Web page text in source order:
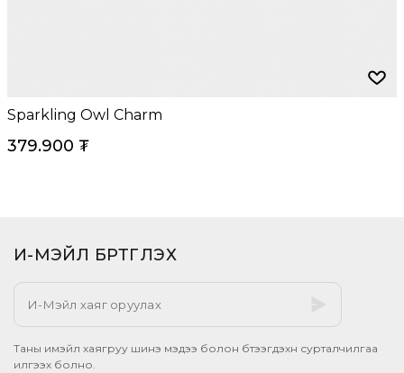
Sparkling Owl Charm
379.900 ₮
И-МЭЙЛ БҮРТГҮҮЛЭХ​
Таны имэйл хаягруу шинэ мэдээ болон бүтээгдэхүүн сурталчилгаа
илгээх болно.